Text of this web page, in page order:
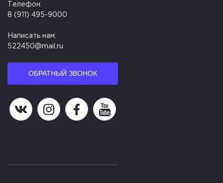
Телефон:
8 (911) 495-9000
Написать нам:
522450@mail.ru
ОБРАТНЫЙ ЗВОНОК
Наша группа в ВК
Наша страница в Instagram
Наша группа в Facebook
Наш канал на YouTube